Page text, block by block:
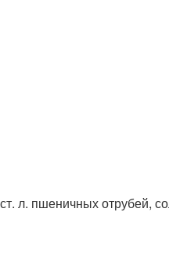
л. пшеничных отрубей,